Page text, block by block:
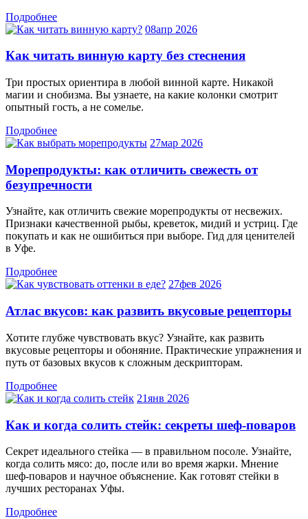
Подробнее
08апр 2026
Как читать винную карту без стеснения
Три простых ориентира в любой винной карте. Никакой
магии и снобизма. Вы узнаете, на какие колонки смотрит
опытный гость, а не сомелье.
Подробнее
27мар 2026
Морепродукты: как отличить свежесть от
безупречности
Узнайте, как отличить свежие морепродукты от несвежих.
Признаки качественной рыбы, креветок, мидий и устриц. Где
покупать и как не ошибиться при выборе. Гид для ценителей
в Уфе.
Подробнее
27фев 2026
Атлас вкусов: как развить вкусовые рецепторы
Хотите глубже чувствовать вкус? Узнайте, как развить
вкусовые рецепторы и обоняние. Практические упражнения и
путь от базовых вкусов к сложным дескрипторам.
Подробнее
21янв 2026
Как и когда солить стейк: секреты шеф-поваров
Секрет идеального стейка — в правильном посоле. Узнайте,
когда солить мясо: до, после или во время жарки. Мнение
шеф-поваров и научное объяснение. Как готовят стейки в
лучших ресторанах Уфы.
Подробнее